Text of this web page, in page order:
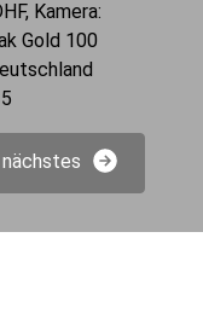
Kamera:
Gold 100
nächstes